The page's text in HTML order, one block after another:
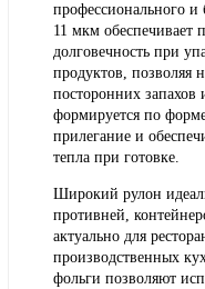
профессионального
11 мкм
долговечность при
продуктов, позволяя
посторонних запахов
формируется по
прилегание и
тепла при готовке.
Широкий рулон
противней,
актуально для
производственных
фольги позволяют